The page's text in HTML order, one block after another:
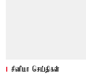
சினிமா செய்திகள்